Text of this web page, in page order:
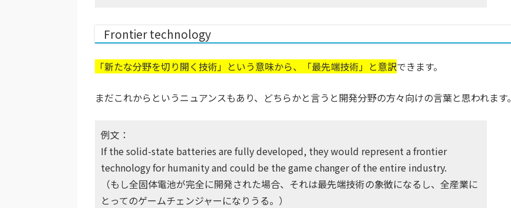
Frontier technology
「新たな分野を切り開く技術」という意味から、「最先端技術」と意訳できます。
まだこれからというニュアンスもあり、どちらかと言うと開発分野の方々向けの言葉と思われます。
例文：
If the solid-state batteries are fully developed, they would represent a frontier
technology for humanity and could be the game changer of the entire industry.
（もし全固体電池が完全に開発された場合、それは最先端技術の象徴になるし、全産業に
とってのゲームチェンジャーになりうる。）